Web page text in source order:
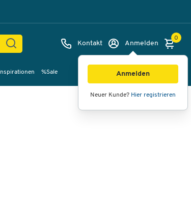
Kontakt Anmelden
Anmelden
Neuer Kunde? Hier registrieren
0
Inspirationen %Sale
Videos 360°-Ansicht